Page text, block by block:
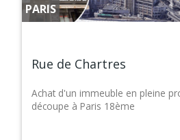
PARIS
Rue de Chartres
Achat d'un immeuble en pleine
découpe à Paris 18ème